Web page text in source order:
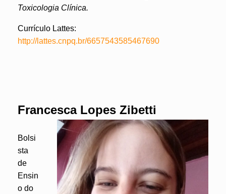
Toxicologia Clínica.
Currículo Lattes:
http://lattes.cnpq.br/6657543585467690
Francesca Lopes Zibetti
Bolsi
sta
de
Ensin
o do